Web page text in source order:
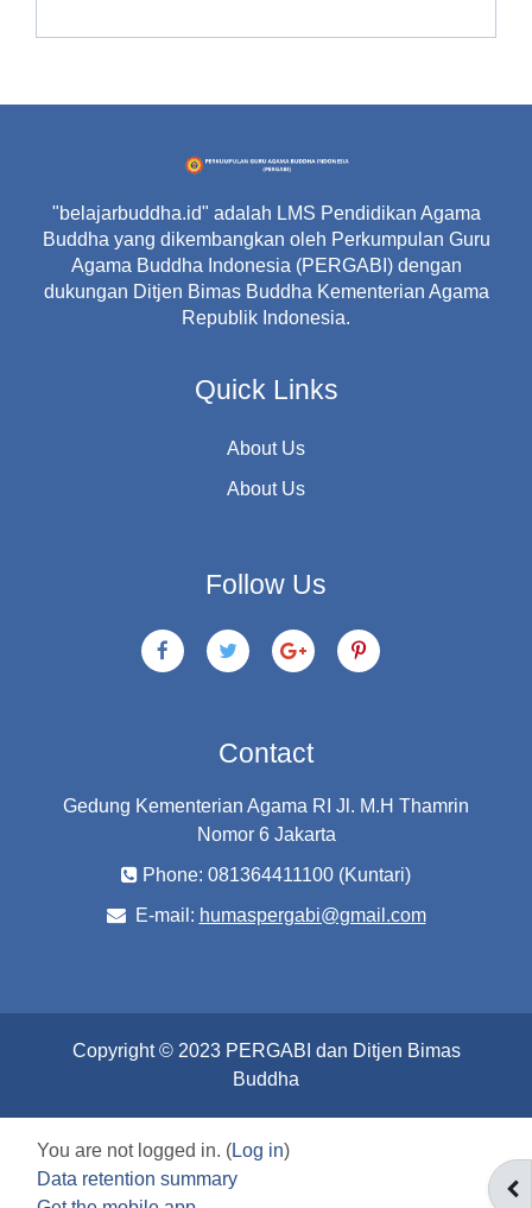
"belajarbuddha.id" adalah LMS Pendidikan Agama
Buddha yang dikembangkan oleh Perkumpulan Guru
Agama Buddha Indonesia (PERGABI) dengan
dukungan Ditjen Bimas Buddha Kementerian Agama
Republik Indonesia.
Quick Links
About Us
About Us
Follow Us
Contact
Gedung Kementerian Agama RI Jl. M.H Thamrin
Nomor 6 Jakarta
Phone: 081364411100 (Kuntari)
E-mail: humaspergabi@gmail.com
Copyright © 2023 PERGABI dan Ditjen Bimas
Buddha
You are not logged in. (Log in)
Data retention summary